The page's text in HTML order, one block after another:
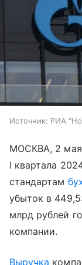
Источник: РИА
МОСКВА, 2
I квартала
стандартам
убыток в
млрд рублей
компании.
Выручка